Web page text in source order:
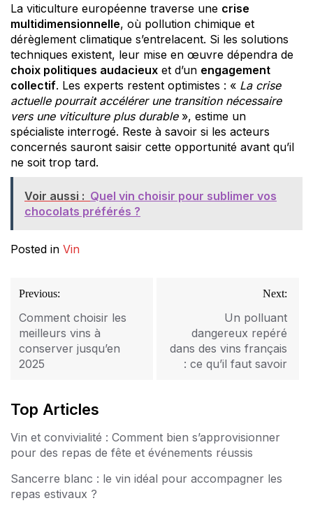
La viticulture européenne traverse une crise
multidimensionnelle, où pollution chimique et
dérèglement climatique s’entrelacent. Si les solutions
techniques existent, leur mise en œuvre dépendra de
choix politiques audacieux et d’un engagement
collectif. Les experts restent optimistes : « La crise
actuelle pourrait accélérer une transition nécessaire
vers une viticulture plus durable», estime un
spécialiste interrogé. Reste à savoir si les acteurs
concernés sauront saisir cette opportunité avant qu’il
ne soit trop tard.
Voir aussi : Quel vin choisir pour sublimer vos
chocolats préférés ?
Posted in Vin
Navigation
de
l’article
Previous:
Comment choisir les
meilleurs vins à
conserver jusqu’en
2025
Next:
Un polluant
dangereux repéré
dans des vins français
: ce qu’il faut savoir
Top Articles
Vin et convivialité : Comment bien s’approvisionner
pour des repas de fête et événements réussis
Sancerre blanc : le vin idéal pour accompagner les
repas estivaux ?